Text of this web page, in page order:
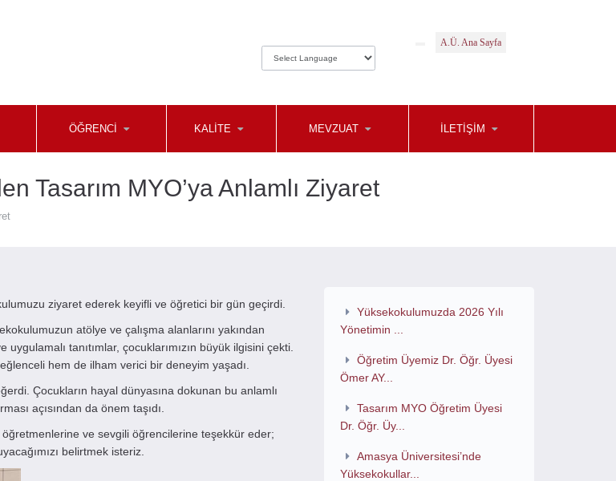
A.Ü. Ana Sayfa
ÖĞRENCI KALITE MEVZUAT İLETIŞIM
Tasarım MYO’ya Anlamlı Ziyaret
ziyaret ederek keyifli ve öğretici bir gün geçirdi.
atölye ve çalışma alanlarını yakından
tanıtımlar, çocuklarımızın büyük ilgisini çekti.
hem de ilham verici bir deneyim yaşadı.
Çocukların hayal dünyasına dokunan bu anlamlı
açısından da önem taşıdı.
ve sevgili öğrencilerine teşekkür eder;
belirtmek isteriz.
Yüksekokulumuzda 2026 Yılı
Yönetimin ...
Öğretim Üyemiz Dr. Öğr. Üyesi
Ömer AY...
Tasarım MYO Öğretim Üyesi
Dr. Öğr. Üy...
Amasya Üniversitesi’nde
Yüksekokullar...